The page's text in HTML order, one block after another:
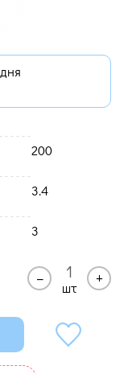
200
3.4
3
–
шт
+